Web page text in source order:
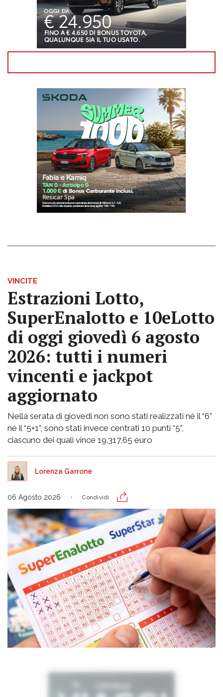
VINCITE
Estrazioni Lotto,
SuperEnalotto e 10eLotto
di oggi giovedì 6 agosto
2026: tutti i numeri
vincenti e jackpot
aggiornato
Nella serata di giovedì non sono stati realizzati né il “6”
né il “5+1”, sono stati invece centrati 10 punti “5”,
ciascuno dei quali vince 19.317,65 euro
Lorenza Garrone
06 Agosto 2026 Condividi